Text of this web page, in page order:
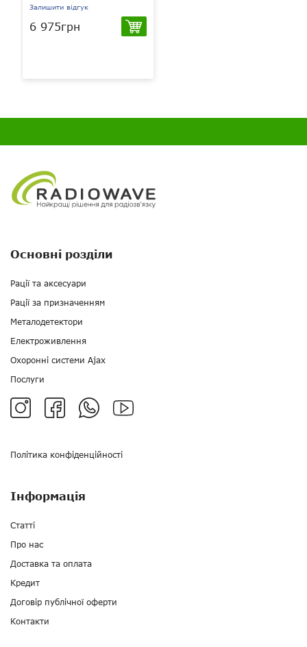
Залишити відгук
6 975грн
Політика конфіденційності
Основні розділи
Рації та аксесуари
Рації за призначенням
Металодетектори
Електроживлення
Охоронні системи Ajax
Послуги
Інформація
Статті
Про нас
Доставка та оплата
Кредит
Договір публічної оферти
Контакти